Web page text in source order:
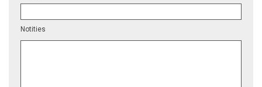
Notities